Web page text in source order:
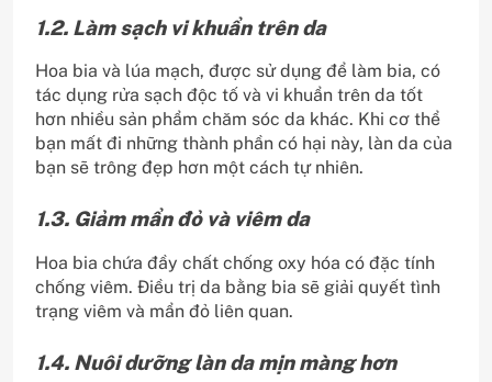
1.2. Làm sạch vi khuẩn trên da
Hoa bia và lúa mạch, được sử dụng để làm bia, có
tác dụng rửa sạch độc tố và vi khuẩn trên da tốt
hơn nhiều sản phẩm chăm sóc da khác. Khi cơ thể
bạn mất đi những thành phần có hại này, làn da của
bạn sẽ trông đẹp hơn một cách tự nhiên.
1.3. Giảm mẩn đỏ và viêm da
Hoa bia chứa đầy chất chống oxy hóa có đặc tính
chống viêm. Điều trị da bằng bia sẽ giải quyết tình
trạng viêm và mẩn đỏ liên quan.
1.4. Nuôi dưỡng làn da mịn màng hơn